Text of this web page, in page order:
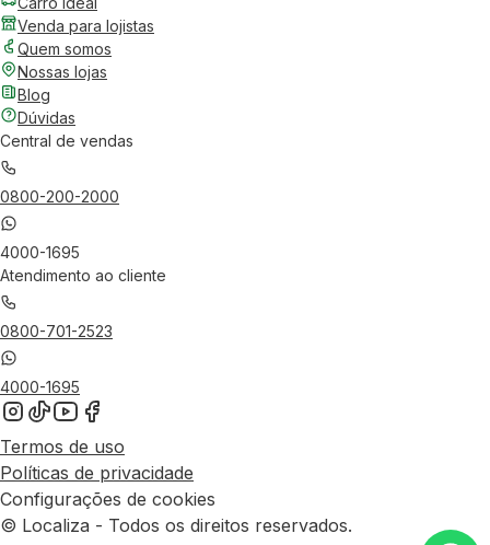
Venda para lojistas
Quem somos
Nossas lojas
Blog
Dúvidas
Central de vendas
0800-200-2000
4000-1695
Atendimento ao cliente
0800-701-2523
4000-1695
Termos de uso
Políticas de privacidade
Configurações de cookies
© Localiza - Todos os direitos reservados.